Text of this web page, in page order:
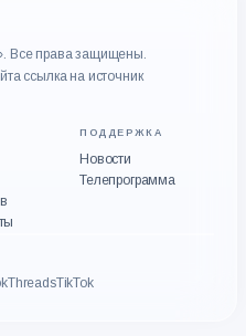
Все права защищены.
ссылка на источник
ПОДДЕРЖКА
Новости
Телепрограмма
ThreadsTikTok